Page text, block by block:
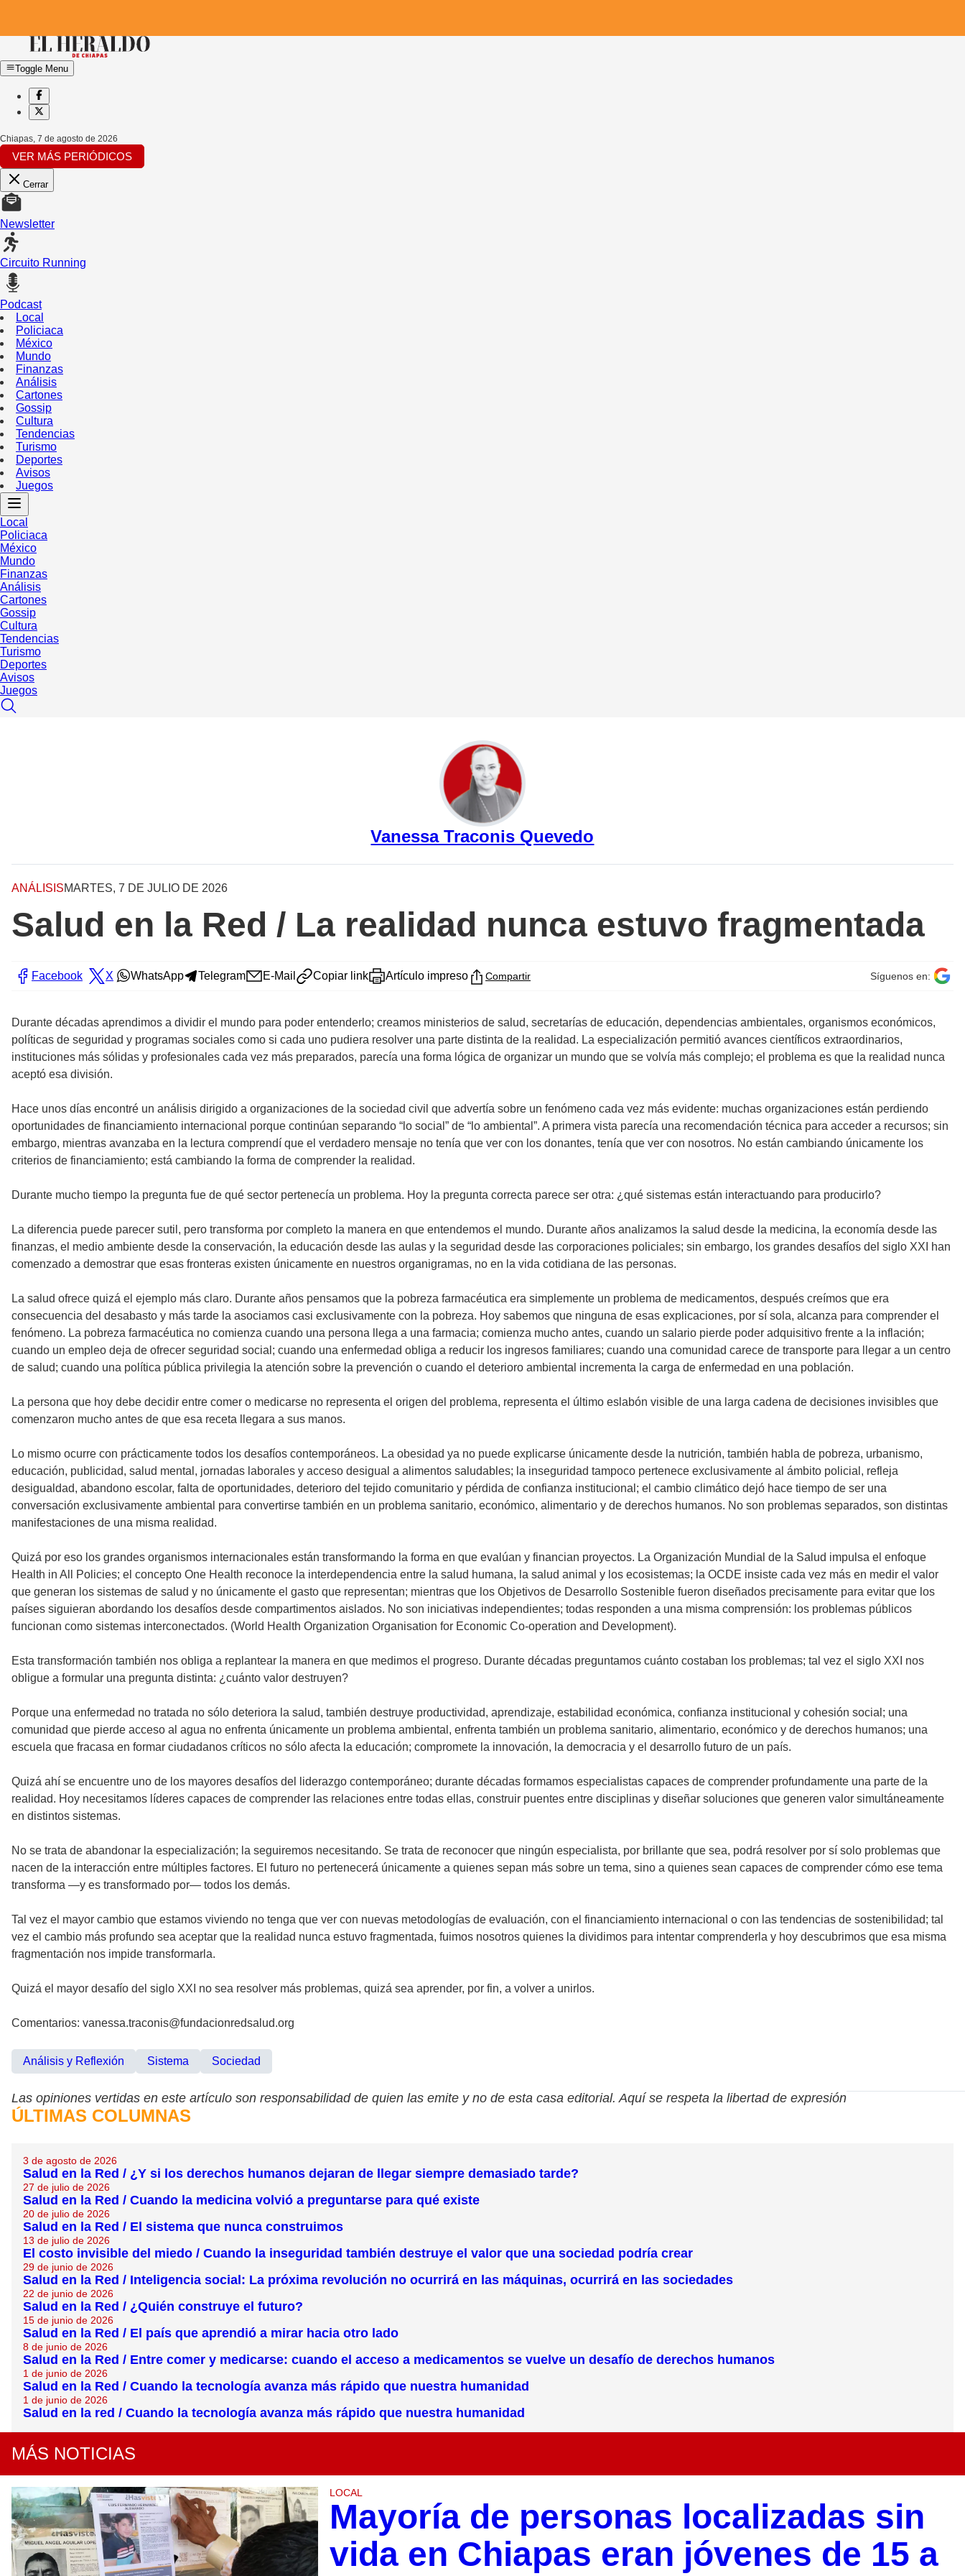
Toggle Menu
Chiapas, 7 de agosto de 2026
VER MÁS PERIÓDICOS
Cerrar
Newsletter
Circuito Running
Podcast
Local
Policiaca
México
Mundo
Finanzas
Análisis
Cartones
Gossip
Cultura
Tendencias
Turismo
Deportes
Avisos
Juegos
Local
Policiaca
México
Mundo
Finanzas
Análisis
Cartones
Gossip
Cultura
Tendencias
Turismo
Deportes
Avisos
Juegos
Vanessa Traconis Quevedo
ANÁLISISMARTES, 7 DE JULIO DE 2026
Salud en la Red / La realidad nunca estuvo fragmentada
Facebook X WhatsApp Telegram E-Mail Copiar link Artículo impreso Compartir Síguenos en:
Durante décadas aprendimos a dividir el mundo para poder entenderlo; creamos ministerios de salud, secretarías de educación, dependencias ambientales, organismos económicos,
políticas de seguridad y programas sociales como si cada uno pudiera resolver una parte distinta de la realidad. La especialización permitió avances científicos extraordinarios,
instituciones más sólidas y profesionales cada vez más preparados, parecía una forma lógica de organizar un mundo que se volvía más complejo; el problema es que la realidad nunca
aceptó esa división.
Hace unos días encontré un análisis dirigido a organizaciones de la sociedad civil que advertía sobre un fenómeno cada vez más evidente: muchas organizaciones están perdiendo
oportunidades de financiamiento internacional porque continúan separando “lo social” de “lo ambiental”. A primera vista parecía una recomendación técnica para acceder a recursos; sin
embargo, mientras avanzaba en la lectura comprendí que el verdadero mensaje no tenía que ver con los donantes, tenía que ver con nosotros. No están cambiando únicamente los
criterios de financiamiento; está cambiando la forma de comprender la realidad.
Durante mucho tiempo la pregunta fue de qué sector pertenecía un problema. Hoy la pregunta correcta parece ser otra: ¿qué sistemas están interactuando para producirlo?
La diferencia puede parecer sutil, pero transforma por completo la manera en que entendemos el mundo. Durante años analizamos la salud desde la medicina, la economía desde las
finanzas, el medio ambiente desde la conservación, la educación desde las aulas y la seguridad desde las corporaciones policiales; sin embargo, los grandes desafíos del siglo XXI han
comenzado a demostrar que esas fronteras existen únicamente en nuestros organigramas, no en la vida cotidiana de las personas.
La salud ofrece quizá el ejemplo más claro. Durante años pensamos que la pobreza farmacéutica era simplemente un problema de medicamentos, después creímos que era
consecuencia del desabasto y más tarde la asociamos casi exclusivamente con la pobreza. Hoy sabemos que ninguna de esas explicaciones, por sí sola, alcanza para comprender el
fenómeno. La pobreza farmacéutica no comienza cuando una persona llega a una farmacia; comienza mucho antes, cuando un salario pierde poder adquisitivo frente a la inflación;
cuando un empleo deja de ofrecer seguridad social; cuando una enfermedad obliga a reducir los ingresos familiares; cuando una comunidad carece de transporte para llegar a un centro
de salud; cuando una política pública privilegia la atención sobre la prevención o cuando el deterioro ambiental incrementa la carga de enfermedad en una población.
La persona que hoy debe decidir entre comer o medicarse no representa el origen del problema, representa el último eslabón visible de una larga cadena de decisiones invisibles que
comenzaron mucho antes de que esa receta llegara a sus manos.
Lo mismo ocurre con prácticamente todos los desafíos contemporáneos. La obesidad ya no puede explicarse únicamente desde la nutrición, también habla de pobreza, urbanismo,
educación, publicidad, salud mental, jornadas laborales y acceso desigual a alimentos saludables; la inseguridad tampoco pertenece exclusivamente al ámbito policial, refleja
desigualdad, abandono escolar, falta de oportunidades, deterioro del tejido comunitario y pérdida de confianza institucional; el cambio climático dejó hace tiempo de ser una
conversación exclusivamente ambiental para convertirse también en un problema sanitario, económico, alimentario y de derechos humanos. No son problemas separados, son distintas
manifestaciones de una misma realidad.
Quizá por eso los grandes organismos internacionales están transformando la forma en que evalúan y financian proyectos. La Organización Mundial de la Salud impulsa el enfoque
Health in All Policies; el concepto One Health reconoce la interdependencia entre la salud humana, la salud animal y los ecosistemas; la OCDE insiste cada vez más en medir el valor
que generan los sistemas de salud y no únicamente el gasto que representan; mientras que los Objetivos de Desarrollo Sostenible fueron diseñados precisamente para evitar que los
países siguieran abordando los desafíos desde compartimentos aislados. No son iniciativas independientes; todas responden a una misma comprensión: los problemas públicos
funcionan como sistemas interconectados. (World Health Organization Organisation for Economic Co-operation and Development).
Esta transformación también nos obliga a replantear la manera en que medimos el progreso. Durante décadas preguntamos cuánto costaban los problemas; tal vez el siglo XXI nos
obligue a formular una pregunta distinta: ¿cuánto valor destruyen?
Porque una enfermedad no tratada no sólo deteriora la salud, también destruye productividad, aprendizaje, estabilidad económica, confianza institucional y cohesión social; una
comunidad que pierde acceso al agua no enfrenta únicamente un problema ambiental, enfrenta también un problema sanitario, alimentario, económico y de derechos humanos; una
escuela que fracasa en formar ciudadanos críticos no sólo afecta la educación; compromete la innovación, la democracia y el desarrollo futuro de un país.
Quizá ahí se encuentre uno de los mayores desafíos del liderazgo contemporáneo; durante décadas formamos especialistas capaces de comprender profundamente una parte de la
realidad. Hoy necesitamos líderes capaces de comprender las relaciones entre todas ellas, construir puentes entre disciplinas y diseñar soluciones que generen valor simultáneamente
en distintos sistemas.
No se trata de abandonar la especialización; la seguiremos necesitando. Se trata de reconocer que ningún especialista, por brillante que sea, podrá resolver por sí solo problemas que
nacen de la interacción entre múltiples factores. El futuro no pertenecerá únicamente a quienes sepan más sobre un tema, sino a quienes sean capaces de comprender cómo ese tema
transforma —y es transformado por— todos los demás.
Tal vez el mayor cambio que estamos viviendo no tenga que ver con nuevas metodologías de evaluación, con el financiamiento internacional o con las tendencias de sostenibilidad; tal
vez el cambio más profundo sea aceptar que la realidad nunca estuvo fragmentada, fuimos nosotros quienes la dividimos para intentar comprenderla y hoy descubrimos que esa misma
fragmentación nos impide transformarla.
Quizá el mayor desafío del siglo XXI no sea resolver más problemas, quizá sea aprender, por fin, a volver a unirlos.
Comentarios: vanessa.traconis@fundacionredsalud.org
Análisis y Reflexión Sistema Sociedad
Las opiniones vertidas en este artículo son responsabilidad de quien las emite y no de esta casa editorial. Aquí se respeta la libertad de expresión
ÚLTIMAS COLUMNAS
3 de agosto de 2026
Salud en la Red / ¿Y si los derechos humanos dejaran de llegar siempre demasiado tarde?
27 de julio de 2026
Salud en la Red / Cuando la medicina volvió a preguntarse para qué existe
20 de julio de 2026
Salud en la Red / El sistema que nunca construimos
13 de julio de 2026
El costo invisible del miedo / Cuando la inseguridad también destruye el valor que una sociedad podría crear
29 de junio de 2026
Salud en la Red / Inteligencia social: La próxima revolución no ocurrirá en las máquinas, ocurrirá en las sociedades
22 de junio de 2026
Salud en la Red / ¿Quién construye el futuro?
15 de junio de 2026
Salud en la Red / El país que aprendió a mirar hacia otro lado
8 de junio de 2026
Salud en la Red / Entre comer y medicarse: cuando el acceso a medicamentos se vuelve un desafío de derechos humanos
1 de junio de 2026
Salud en la Red / Cuando la tecnología avanza más rápido que nuestra humanidad
1 de junio de 2026
Salud en la red / Cuando la tecnología avanza más rápido que nuestra humanidad
MÁS NOTICIAS
LOCAL
Mayoría de personas localizadas sin
vida en Chiapas eran jóvenes de 15 a